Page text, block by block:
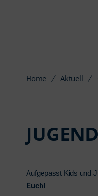
Home Aktuell
Aufgepasst Kids und
Euch!